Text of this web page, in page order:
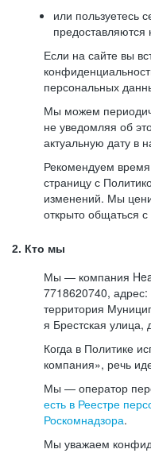
или пользуетесь
предоставляются
Если на сайте вы
персональных
Мы можем
не уведомляя об
актуальную дату в
Рекомендуем
страницу с
изменений. Мы
открыто общаться
2. Кто мы
Мы — компания
7718620740, адрес:
территория
я Брестская
Когда в Политике
компания», речь
Мы — оператор
есть в Реестре
Роскомнадзора.
Мы уважаем